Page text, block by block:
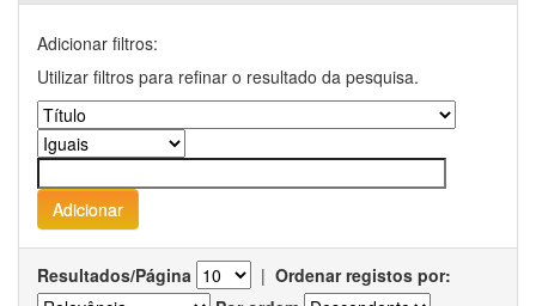
Adicionar filtros:
Utilizar filtros para refinar o resultado da pesquisa.
Resultados/Página | Ordenar registos por: